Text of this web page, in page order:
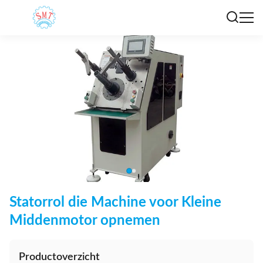
Statorrol die Machine voor Kleine
Middenmotor opnemen
Productoverzicht